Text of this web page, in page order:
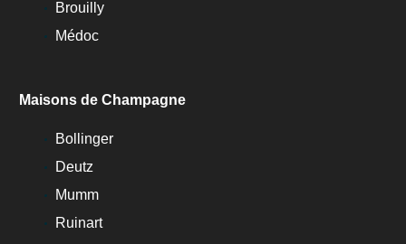
Brouilly
Médoc
Maisons de Champagne
Bollinger
Deutz
Mumm
Ruinart